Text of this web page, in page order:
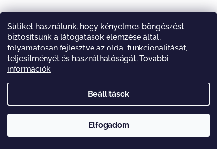
Sütiket használunk, hogy kényelmes böngészést
biztosítsunk a látogatások elemzése által,
folyamatosan fejlesztve az oldal funkcionalitását,
teljesítményét és használhatóságát. További
információk
Beállítások
Elfogadom
Üdvözlünk mindenkit webáruházunkban! Reméljük megtalálod amit
keresel...